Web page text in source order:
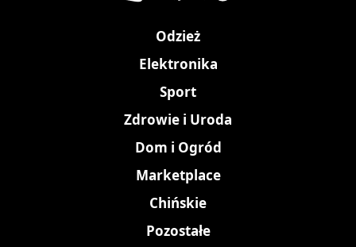
Odzież
Elektronika
Sport
Zdrowie i Uroda
Dom i Ogród
Marketplace
Chińskie
Pozostałe